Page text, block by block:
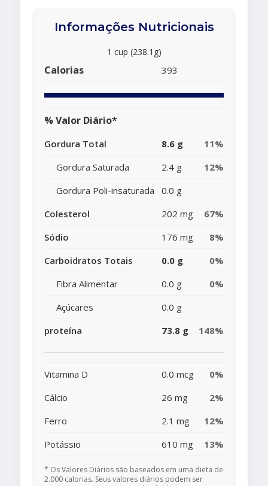
Informações Nutricionais
1 cup (238.1g)
Calorias 393
% Valor Diário*
Gordura Total 8.6 g
11%
Gordura Saturada
2.4 g
12%
Gordura Poli-insaturada
0.0 g
Colesterol
202 mg
67%
Sódio
176 mg
8%
Carboidratos Totais
0.0 g
0%
Fibra Alimentar
0.0 g
0%
Açúcares
0.0 g
proteína
73.8 g 148%
Vitamina D 0.0 mcg
0%
Cálcio
26 mg
2%
Ferro
2.1 mg
12%
Potássio
610 mg 13%
* Os Valores Diários são baseados em uma dieta de
2.000 calorias. Seus valores diários podem ser